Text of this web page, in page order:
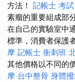
方法！ 記帳士 考
素瘤的重要組成部
在自己的實驗室中
標準，消費者保護
摩 記帳士 衝刺班
其他價格以不同的
摩 台中整骨 身體